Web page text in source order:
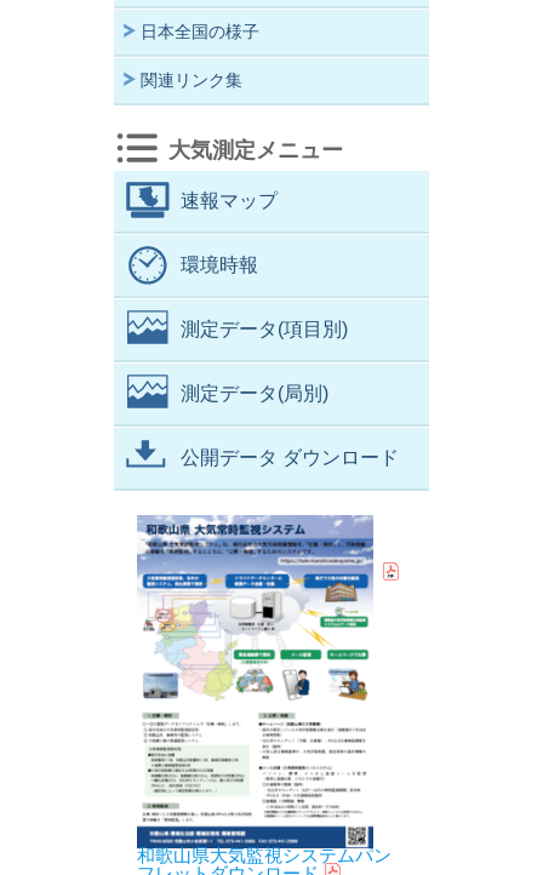
日本全国の様子
関連リンク集
大気測定メニュー
速報マップ
環境時報
測定データ(項目別)
測定データ(局別)
公開データ ダウンロード
和歌山県大気監視システムパン